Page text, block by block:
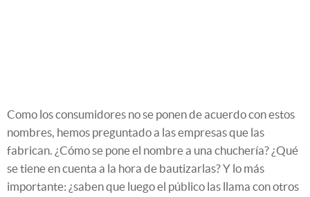
Como los consumidores no se ponen de acuerdo con estos
nombres, hemos preguntado a las empresas que las
fabrican. ¿Cómo se pone el nombre a una chuchería? ¿Qué
se tiene en cuenta a la hora de bautizarlas? Y lo más
importante: ¿saben que luego el público las llama con otros